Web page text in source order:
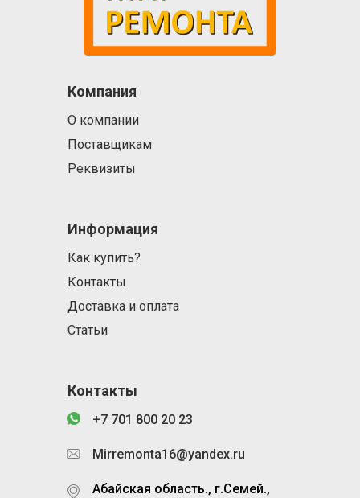
Компания
О компании
Поставщикам
Реквизиты
Информация
Как купить?
Контакты
Доставка и оплата
Статьи
Контакты
+7 701 800 20 23
Mirremonta16@yandex.ru
Абайская область., г.Семей.,